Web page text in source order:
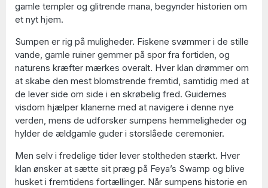
gamle templer og glitrende mana, begynder historien om
et nyt hjem.
Sumpen er rig på muligheder. Fiskene svømmer i de stille
vande, gamle ruiner gemmer på spor fra fortiden, og
naturens kræfter mærkes overalt. Hver klan drømmer om
at skabe den mest blomstrende fremtid, samtidig med at
de lever side om side i en skrøbelig fred. Guidernes
visdom hjælper klanerne med at navigere i denne nye
verden, mens de udforsker sumpens hemmeligheder og
hylder de ældgamle guder i storslåede ceremonier.
Men selv i fredelige tider lever stoltheden stærkt. Hver
klan ønsker at sætte sit præg på Feya’s Swamp og blive
husket i fremtidens fortællinger. Når sumpens historie en